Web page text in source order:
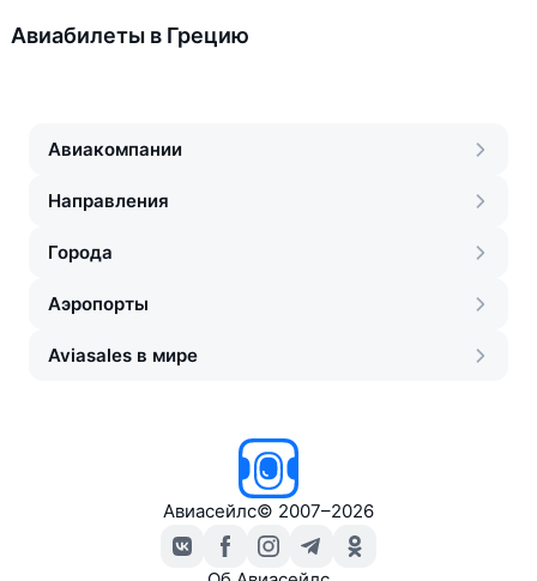
Авиабилеты в Грецию
Авиакомпании
Направления
Города
Аэропорты
Aviasales в мире
Авиасейлс© 2007–2026